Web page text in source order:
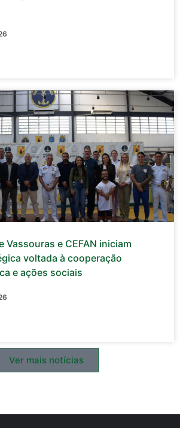
Vassouras e CEFAN iniciam
voltada à cooperação
e ações sociais
Ver mais notícias